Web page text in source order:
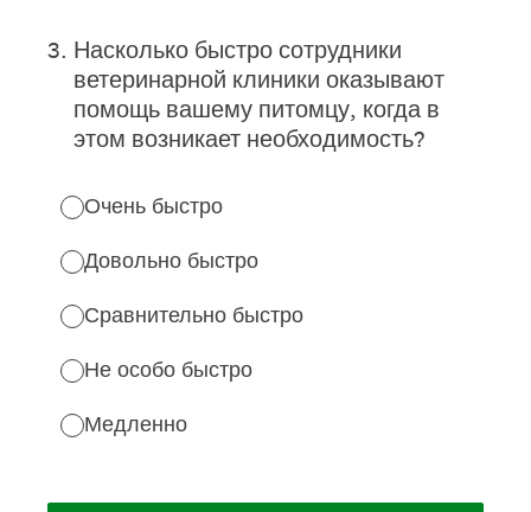
3. Насколько быстро сотрудники
ветеринарной клиники оказывают
помощь вашему питомцу, когда в
этом возникает необходимость?
Очень быстро
Довольно быстро
Сравнительно быстро
Не особо быстро
Медленно